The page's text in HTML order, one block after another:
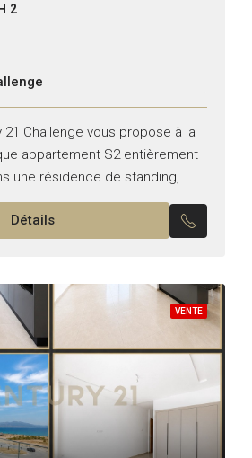
2
21 Challenge vous propose à la
appartement S2 entièrement
une résidence de standing,
entretenue à AFH 2. Le
Détails
VENTE